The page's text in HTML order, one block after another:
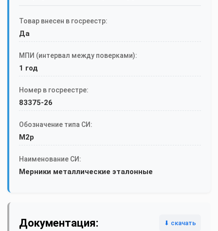
Товар внесен в госреестр:
Да
МПИ (интервал между поверками):
1 год
Номер в госреестре:
83375-26
Обозначение типа СИ:
М2р
Наименование СИ:
Мерники металлические эталонные
Документация: ⬇ скачать